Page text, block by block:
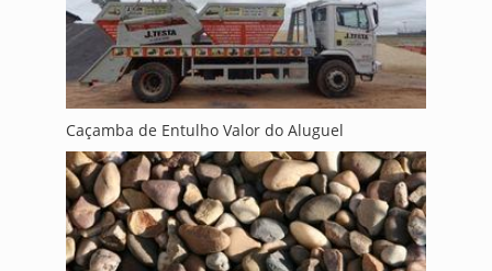
Caçamba de Entulho Valor do Aluguel